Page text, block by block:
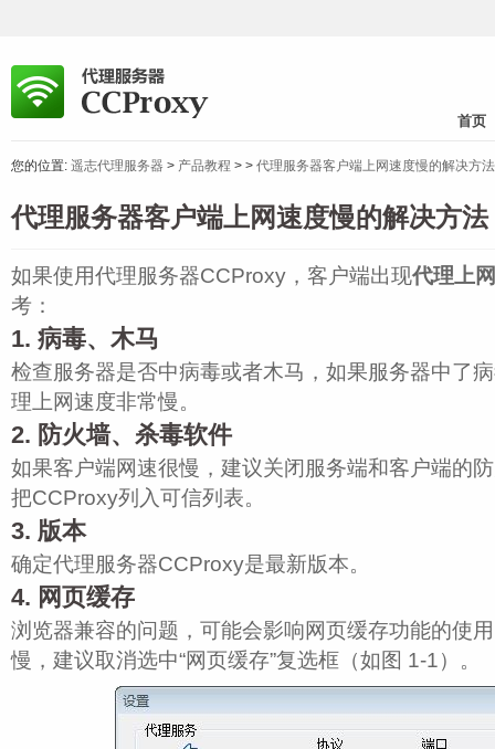
首页
您的位置: 遥志代理服务器 > 产品教程 > > 代理服务器客户端上网速度慢的解决方法
代理服务器客户端上网速度慢的解决方法
如果使用代理服务器CCProxy，客户端出现代理上
考：
1. 病毒、木马
检查服务器是否中病毒或者木马，如果服务器中了
理上网速度非常慢。
2. 防火墙、杀毒软件
如果客户端网速很慢，建议关闭服务端和客户端的
把CCProxy列入可信列表。
3. 版本
确定代理服务器CCProxy是最新版本。
4. 网页缓存
浏览器兼容的问题，可能会影响网页缓存功能的使
慢，建议取消选中“网页缓存”复选框（如图 1‑1）。
小浪底建设管理局
兴业银行上海分行